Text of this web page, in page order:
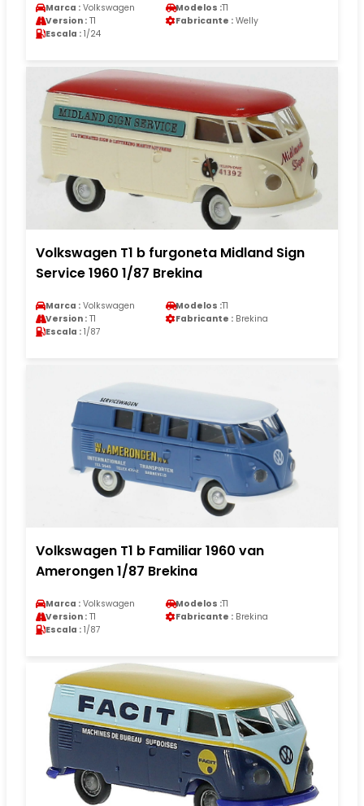
Marca : Volkswagen Modelos :T1
Version : T1 Fabricante : Welly
Escala : 1/24
Volkswagen T1 b furgoneta Midland Sign
Service 1960 1/87 Brekina
Marca : Volkswagen Modelos :T1
Version : T1 Fabricante : Brekina
Escala : 1/87
Volkswagen T1 b Familiar 1960 van
Amerongen 1/87 Brekina
Marca : Volkswagen Modelos :T1
Version : T1 Fabricante : Brekina
Escala : 1/87